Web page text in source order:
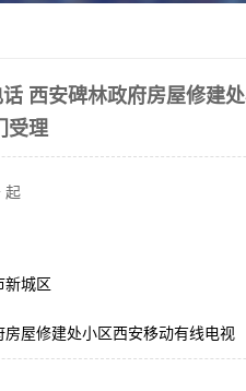
西安碑林政府房屋修建
受理
起
新城区
房屋修建处小区西安移动有线电视